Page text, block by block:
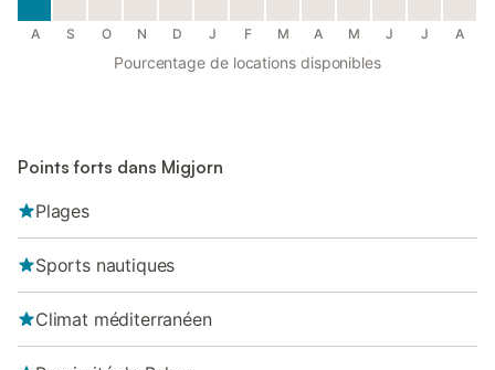
A S O N D J F M A M J J A
Pourcentage de locations disponibles
Points forts dans Migjorn
Plages
Sports nautiques
Climat méditerranéen